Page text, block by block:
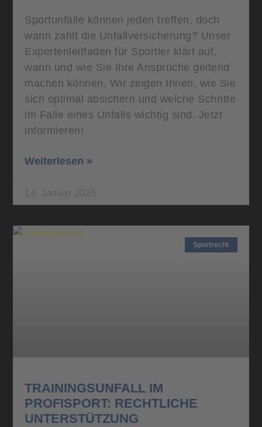
Sportunfälle können jeden treffen, doch
wann zahlt die Unfallversicherung? Unser
Expertenleitfaden für Sportler klärt auf,
wann und wie Sie Ihre Ansprüche geltend
machen können. Wir zeigen Ihnen, wie Sie
sich optimal absichern und welche Schritte
im Falle eines Unfalls wichtig sind. Jetzt
informieren!
Weiterlesen »
14. Januar 2025
Sportrecht
TRAININGSUNFALL IM
PROFISPORT: RECHTLICHE
UNTERSTÜTZUNG